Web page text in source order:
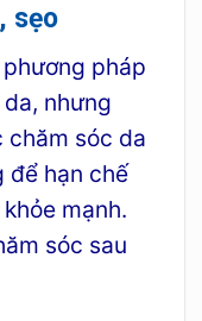
sẹo
pháp
nhưng
chăm sóc da
để hạn chế
mạnh.
sóc sau